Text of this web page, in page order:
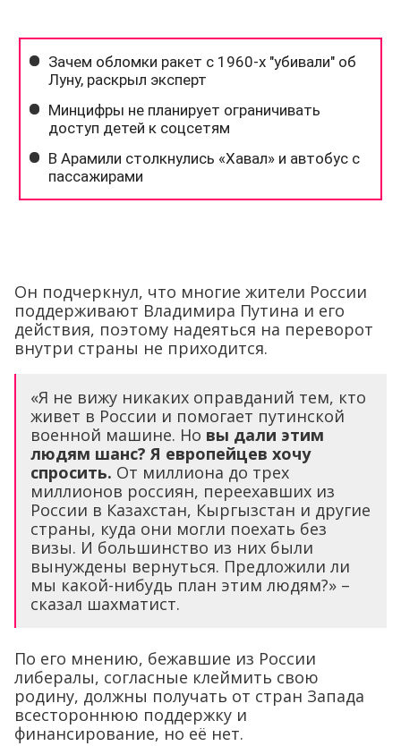
Он подчеркнул, что многие жители России
поддерживают Владимира Путина и его
действия, поэтому надеяться на переворот
внутри страны не приходится.
«Я не вижу никаких оправданий тем, кто
живет в России и помогает путинской
военной машине. Но вы дали этим
людям шанс? Я европейцев хочу
спросить. От миллиона до трех
миллионов россиян, переехавших из
России в Казахстан, Кыргызстан и другие
страны, куда они могли поехать без
визы. И большинство из них были
вынуждены вернуться. Предложили ли
мы какой-нибудь план этим людям?» –
сказал шахматист.
По его мнению, бежавшие из России
либералы, согласные клеймить свою
родину, должны получать от стран Запада
всестороннюю поддержку и
финансирование, но её нет.